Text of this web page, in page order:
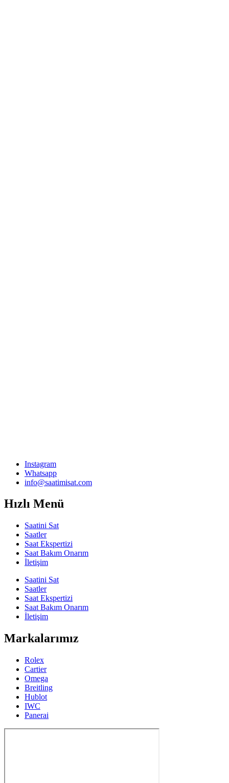
Instagram
Whatsapp
info@saatimisat.com
Hızlı Menü
Saatini Sat
Saatler
Saat Ekspertizi
Saat Bakım Onarım
İletişim
Saatini Sat
Saatler
Saat Ekspertizi
Saat Bakım Onarım
İletişim
Markalarımız
Rolex
Cartier
Omega
Breitling
Hublot
IWC
Panerai